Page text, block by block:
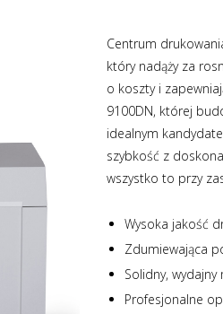
Centrum
który nadąży za
o koszty i
9100DN, której
idealnym
szybkość z
wszystko to przy
Wysoka jakość
Zdumiewająca
Solidny,
Profesjonalne